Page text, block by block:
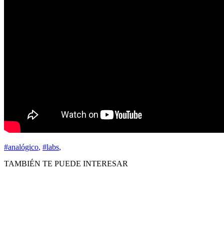
#analógico, #labs,
TAMBIÉN TE PUEDE INTERESAR